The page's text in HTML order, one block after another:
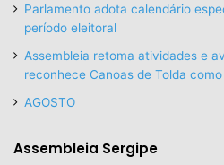
Parlamento adota calendário
período eleitoral
Assembleia retoma atividades e
reconhece Canoas de Tolda
AGOSTO
Assembleia Sergipe